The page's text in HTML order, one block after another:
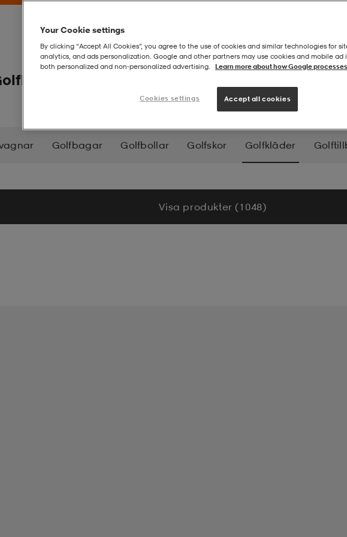
Golfbagar Golfbollar Golfskor Golfkläder
Visa produkter (1 048)
Your Cookie settings
By clicking “Accept All Cookies”, you agree to the use of cookies and similar technologies for
analytics, and ads personalization. Google and other partners may use cookies and mobile ad
both personalized and non‑personalized advertising.
Learn more about how Google
Cookies settings Accept all cookies